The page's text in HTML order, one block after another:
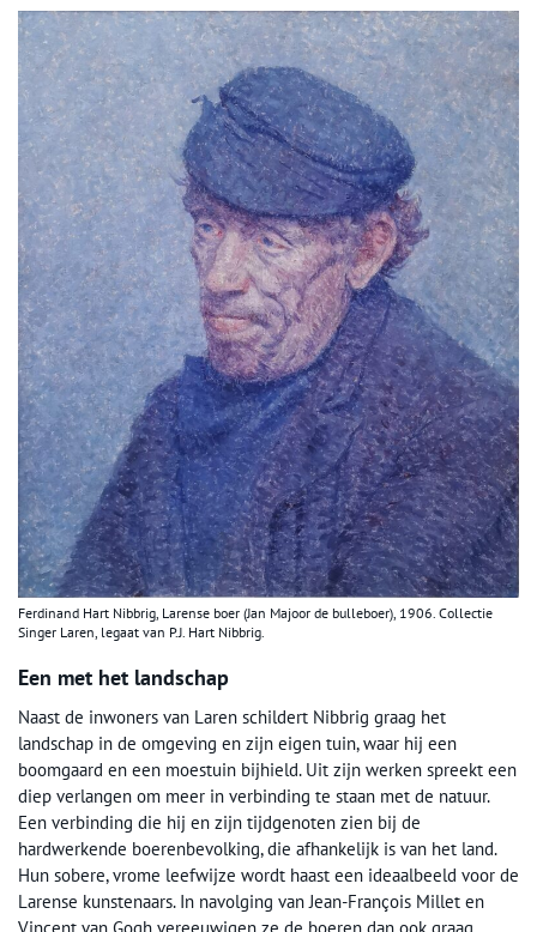
Ferdinand Hart Nibbrig, Larense boer (Jan Majoor de bulleboer), 1906. Collectie
Singer Laren, legaat van P.J. Hart Nibbrig.
Een met het landschap
Naast de inwoners van Laren schildert Nibbrig graag het
landschap in de omgeving en zijn eigen tuin, waar hij een
boomgaard en een moestuin bijhield. Uit zijn werken spreekt een
diep verlangen om meer in verbinding te staan met de natuur.
Een verbinding die hij en zijn tijdgenoten zien bij de
hardwerkende boerenbevolking, die afhankelijk is van het land.
Hun sobere, vrome leefwijze wordt haast een ideaalbeeld voor de
Larense kunstenaars. In navolging van Jean-François Millet en